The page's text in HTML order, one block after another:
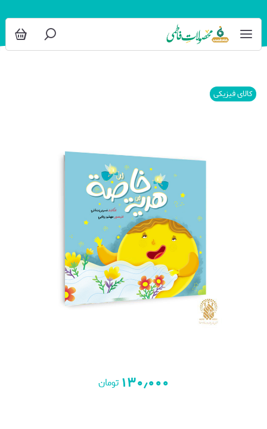
کالای فیزیکی
۱۳۰٫۰۰۰ تومان